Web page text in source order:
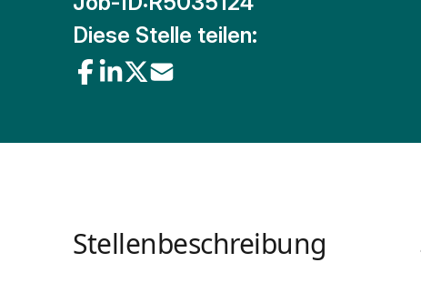
Diese Stelle teilen:
Stellenbeschreibung